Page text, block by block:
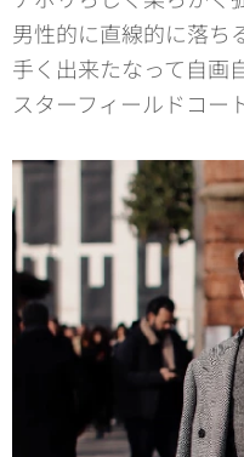
男性的に直線的に落ち
手く出来たなって自画
スターフィールドコー